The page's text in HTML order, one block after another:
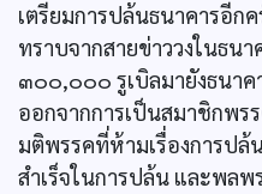
เตรียมการปล้นธนาคารอีก
ทราบจากสายข่าววงในธนา
๓๐๐,๐๐๐ รูเบิลมายังธนา
ออกจากการเป็นสมาชิกพร
มติพรรคที่ห้ามเรื่องการปล้
สำเร็จในการปล้น และพล